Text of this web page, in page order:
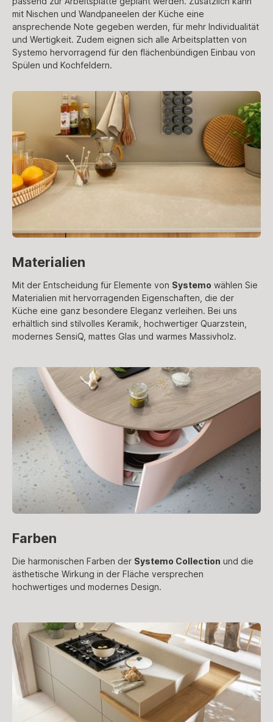
mit Nischen und Wandpaneelen der Küche eine
ansprechende Note gegeben werden, für mehr Individualität
und Wertigkeit. Zudem eignen sich alle Arbeitsplatten von
Systemo hervorragend für den flächenbündigen Einbau von
Spülen und Kochfeldern.
Materialien
Mit der Entscheidung für Elemente von Systemo wählen Sie
Materialien mit hervorragenden Eigenschaften, die der
Küche eine ganz besondere Eleganz verleihen. Bei uns
erhältlich sind stilvolles Keramik, hochwertiger Quarzstein,
modernes SensiQ, mattes Glas und warmes Massivholz.
Farben
Die harmonischen Farben der Systemo Collection und die
ästhetische Wirkung in der Fläche versprechen
hochwertiges und modernes Design.